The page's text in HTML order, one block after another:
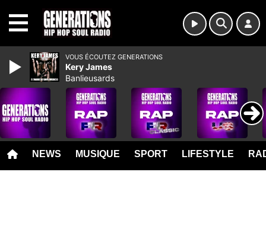
NEWS MUSIQUE SPORT LIFESTYLE
VOUS ÉCOUTEZ GENERATIONS
Kery James
Banlieusards